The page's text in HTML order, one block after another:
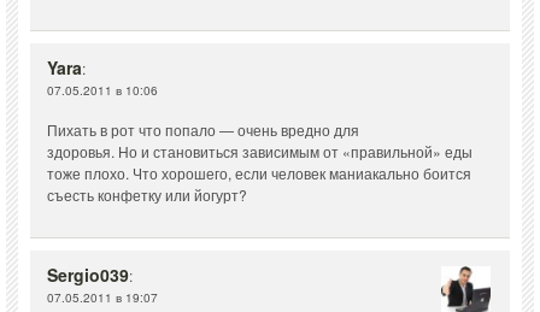
Yara:
07.05.2011 в 10:06
Пихать в рот что попало — очень вредно для
здоровья. Но и становиться зависимым от «правильной» еды
тоже плохо. Что хорошего, если человек маниакально боится
съесть конфетку или йогурт?
Sergio039:
07.05.2011 в 19:07